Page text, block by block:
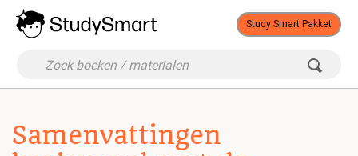
Study Smart Pakket
Samenvattingen